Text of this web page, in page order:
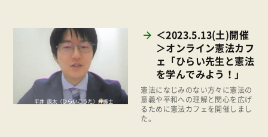
いなぎめぐみの里山
ぱる★キッズ
パルシステムでんき
2017年
2016年
2015年
2014年
＜2023.5.13(土)開催
＞オンライン憲法カフ
ェ「ひらい先生と憲法
を学んでみよう！」
憲法になじみのない方々に憲法の
意義や平和への理解と関心を広げ
るために憲法カフェを開催しまし
た。